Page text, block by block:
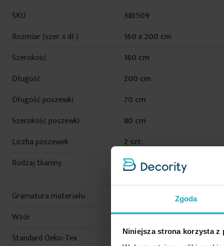
Zgoda
Niniejsza strona korzysta z
Więcej
SKU
383509
Rozmiar (szer. x dł.)
160 x 200 cm
Szerokość
160 cm
Długość
200 cm
Długość poszewki
70 cm
Szerokość poszewki
80 cm
Liczba poszewek
2 szt.
Rodzaj tkaniny
bawełniane, satynowe,
gładkie
Gramatura materiału
Wzór
jednokolorowe
Standard Oeko-Tex
tak